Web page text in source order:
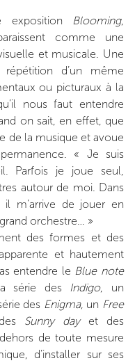
exposition Blooming,
comme une
et musicale. Une
d’un même
ou picturaux à la
nous faut entendre
on sait, en effet, que
de la musique et avoue
« Je suis
Parfois je joue seul,
autour de moi. Dans
m’arrive de jouer en
orchestre… »
des formes et des
et hautement
entendre le Blue note
série des Indigo, un
des Enigma, un Free
Sunny dayet des
de toute mesure
d’installer sur ses